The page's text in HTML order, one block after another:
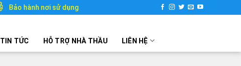
Bảo hành nơi sử dụng
TIN TỨC HỖ TRỢ NHÀ THẦU LIÊN HỆ